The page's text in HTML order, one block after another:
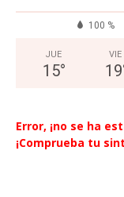
100 %
JUE
15°
VIE
19
Error, ¡no se ha
¡Comprueba tu